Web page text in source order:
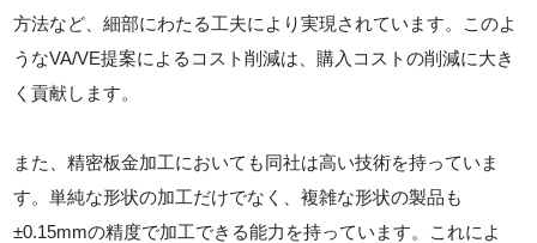
方法など、細部にわたる工夫により実現されています。このよ
うなVA/VE提案によるコスト削減は、購入コストの削減に大き
く貢献します。
また、精密板金加工においても同社は高い技術を持っていま
す。単純な形状の加工だけでなく、複雑な形状の製品も
±0.15mmの精度で加工できる能力を持っています。これによ